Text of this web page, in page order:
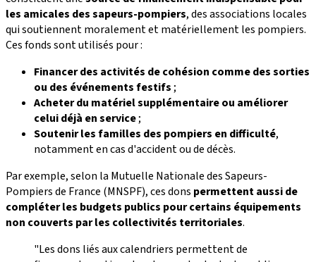
les amicales des sapeurs-pompiers, des associations locales
qui soutiennent moralement et matériellement les pompiers.
Ces fonds sont utilisés pour :
Financer des activités de cohésion comme des sorties
ou des événements festifs;
Acheter du matériel supplémentaire ou améliorer
celui déjà en service;
Soutenir les familles des pompiers en difficulté,
notamment en cas d'accident ou de décès.
Par exemple, selon la Mutuelle Nationale des Sapeurs-
Pompiers de France (MNSPF), ces dons permettent aussi de
compléter les budgets publics pour certains équipements
non couverts par les collectivités territoriales.
"Les dons liés aux calendriers permettent de